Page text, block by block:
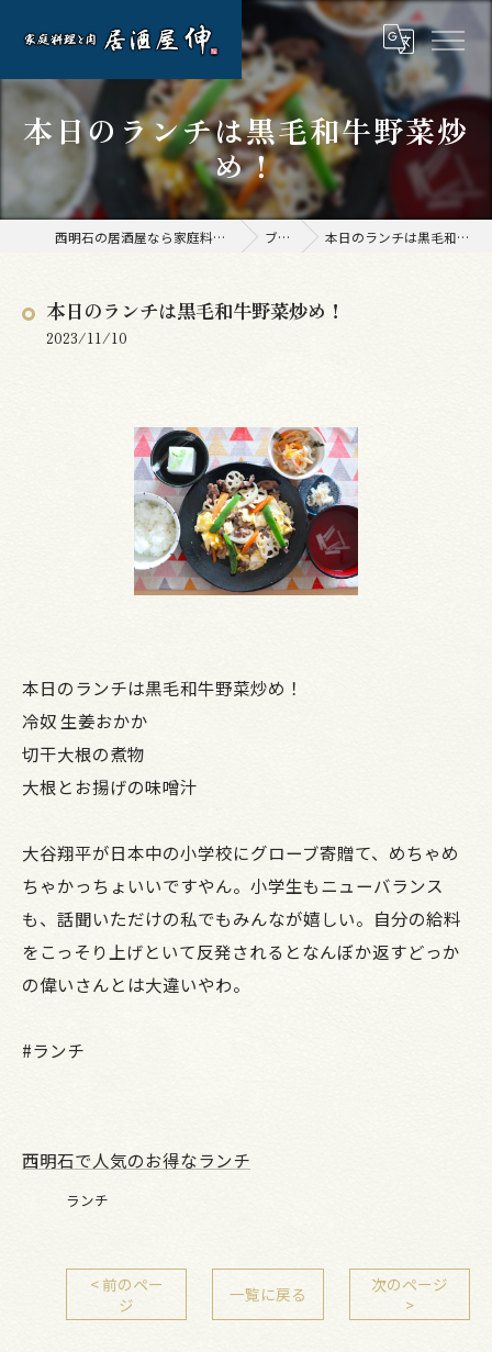
本日のランチは黒毛和牛野菜炒
め！
西明石の居酒屋なら家庭料理と肉 居酒屋 伸 ブログ 本日のランチは黒毛和牛野菜炒め！
本日のランチは黒毛和牛野菜炒め！
2023/11/10
本日のランチは黒毛和牛野菜炒め！
冷奴 生姜おかか
切干大根の煮物
大根とお揚げの味噌汁
大谷翔平が日本中の小学校にグローブ寄贈て、めちゃめ
ちゃかっちょいいですやん。小学生もニューバランス
も、話聞いただけの私でもみんなが嬉しい。自分の給料
をこっそり上げといて反発されるとなんぼか返すどっか
の偉いさんとは大違いやわ。
#ランチ
西明石で人気のお得なランチ
ランチ
< 前のペー
ジ
一覧に戻る
次のページ
>